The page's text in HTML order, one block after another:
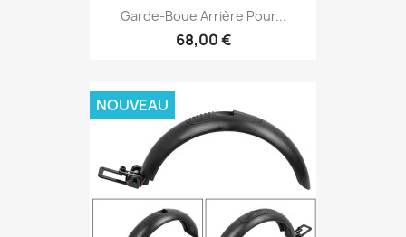
Garde-Boue Arrière Pour...
68,00 €
NOUVEAU